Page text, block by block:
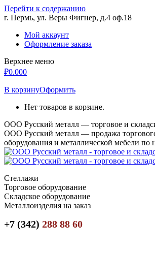
Перейти к содержанию
г. Пермь, ул. Веры Фигнер, д.4 оф.18
Мой аккаунт
Оформление заказа
Верхнее меню
₽0.000
В корзинуОформить
Нет товаров в корзине.
ООО Русский металл — торговое и
ООО Русский металл — продажа
оборудования и металлической мебели по
Стеллажи
Торговое оборудование
Складское оборудование
Металлоизделия на заказ
+7 (342) 288 88 60